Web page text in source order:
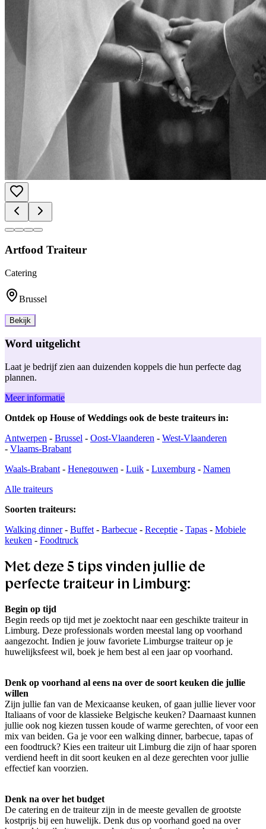
Artfood Traiteur
Catering
Brussel
Bekijk
Word uitgelicht
Laat je bedrijf zien aan duizenden koppels die hun perfecte dag
plannen.
Meer informatie
Ontdek op House of Weddings ook de beste traiteurs in:
Antwerpen - Brussel - Oost-Vlaanderen - West-Vlaanderen
- Vlaams-Brabant
Waals-Brabant - Henegouwen - Luik - Luxemburg - Namen
Alle traiteurs
Soorten traiteurs:
Walking dinner- Buffet - Barbecue - Receptie - Tapas - Mobiele
keuken - Foodtruck
Met deze 5 tips vinden jullie de
perfecte traiteur in Limburg:
Begin op tijd
Begin reeds op tijd met je zoektocht naar een geschikte traiteur in
Limburg. Deze professionals worden meestal lang op voorhand
aangezocht. Indien je jouw favoriete Limburgse traiteur op je
huwelijksfeest wil, boek je hem best al een jaar op voorhand.
Denk op voorhand al eens na over de soort keuken die jullie
willen
Zijn jullie fan van de Mexicaanse keuken, of gaan jullie liever voor
Italiaans of voor de klassieke Belgische keuken? Daarnaast kunnen
jullie ook nog kiezen tussen koude of warme gerechten, of voor een
mix van beiden. Ga je voor een walking dinner, barbecue, tapas of
een foodtruck? Kies een traiteur uit Limburg die zijn of haar sporen
verdiend heeft in dit soort keuken en al deze gerechten voor jullie
effectief kan voorzien.
Denk na over het budget
De catering en de traiteur zijn in de meeste gevallen de grootste
kostprijs bij een huwelijk. Denk dus op voorhand goed na over